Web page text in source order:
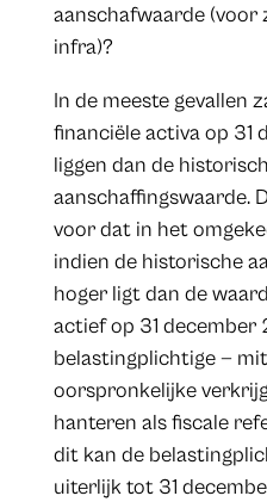
aanschafwaarde (voor
infra)?
In de meeste gevallen
financiële activa op 31
liggen dan de
aanschaffingswaarde.
voor dat in het
indien de historische
hoger ligt dan de
actief op 31 december
belastingplichtige —
oorspronkelijke
hanteren als fiscale
dit kan de
uiterlijk tot 31